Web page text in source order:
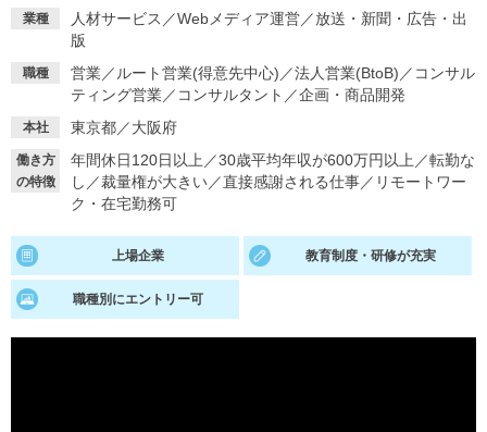
就活ノウハウ・サポート
就活支援
就活ノウハウが満載！
就活コラム
適職診断
あなたに合う仕事を診断！
就活チャンネル
就活ニュースペーパー
就活時事ニュースを更新
よくある質問
業種 人材サービス ／Webメディア運営／放送・新聞・広告・出
版
職種 営業／ ルート営業(得意先中心) ／法人営業(BtoB) ／ コンサル
ティング営業／ コンサルタント ／企画・商品開発
本社 東京都／大阪府
働き方
の特徴
年間休日120日以上 ／30歳平均年収が600万円以上 ／転勤な
し ／裁量権が大きい／直接感謝される仕事／ リモートワー
ク・在宅勤務可
上場企業 教育制度・研修が充実
職種別にエントリー可